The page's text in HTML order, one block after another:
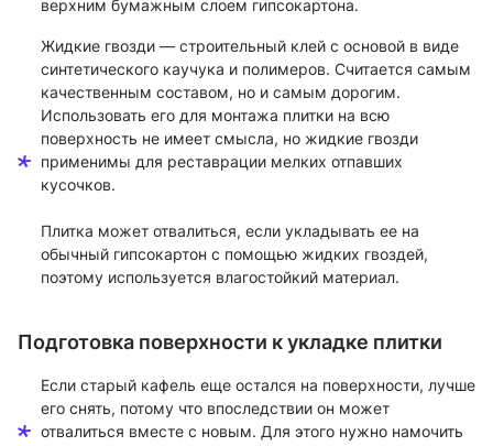
верхним бумажным слоем гипсокартона.
Жидкие гвозди — строительный клей с основой в виде
синтетического каучука и полимеров. Считается самым
качественным составом, но и самым дорогим.
Использовать его для монтажа плитки на всю
поверхность не имеет смысла, но жидкие гвозди
применимы для реставрации мелких отпавших
кусочков.
Плитка может отвалиться, если укладывать ее на
обычный гипсокартон с помощью жидких гвоздей,
поэтому используется влагостойкий материал.
Подготовка поверхности к укладке плитки
Если старый кафель еще остался на поверхности, лучше
его снять, потому что впоследствии он может
отвалиться вместе с новым. Для этого нужно намочить